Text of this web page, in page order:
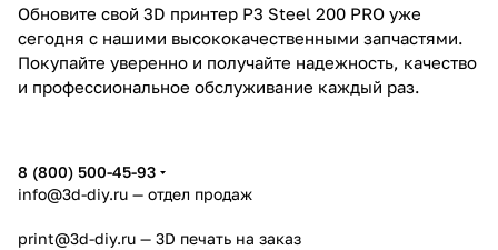
Обновите свой 3D принтер P3 Steel 200 PRO уже
сегодня с нашими высококачественными запчастями.
Покупайте уверенно и получайте надежность, качество
и профессиональное обслуживание каждый раз.
8 (800) 500-45-93
info@3d-diy.ru — отдел продаж
print@3d-diy.ru — 3D печать на заказ